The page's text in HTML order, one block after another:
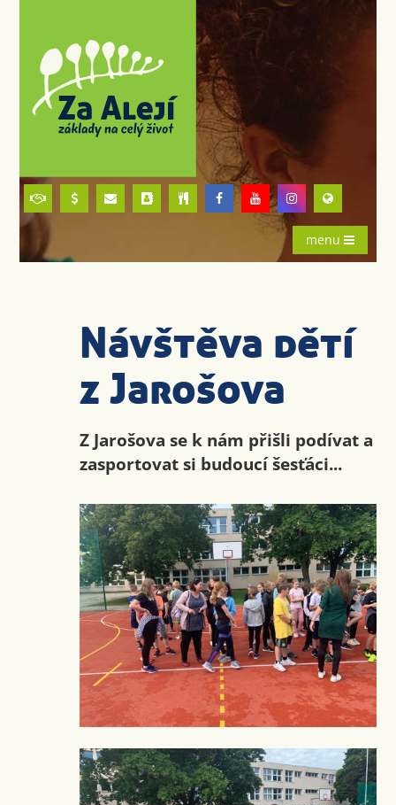
menu
Návštěva dětí
z Jarošova
Z Jarošova se k nám přišli podívat a
zasportovat si budoucí šesťáci...